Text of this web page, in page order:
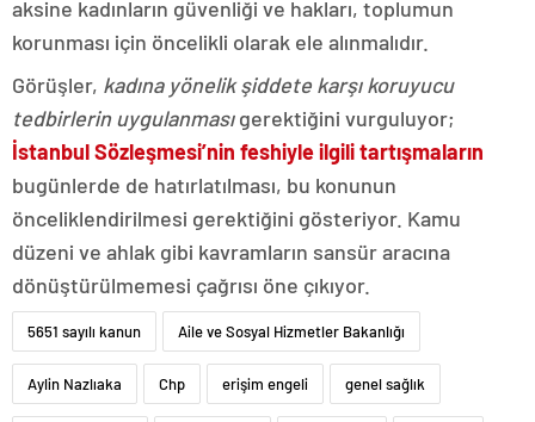
aksine kadınların güvenliği ve hakları, toplumun
korunması için öncelikli olarak ele alınmalıdır.
Görüşler, kadına yönelik şiddete karşı koruyucu
tedbirlerin uygulanmasıgerektiğini vurguluyor;
İstanbul Sözleşmesi’nin feshiyle ilgili tartışmaların
bugünlerde de hatırlatılması, bu konunun
önceliklendirilmesi gerektiğini gösteriyor. Kamu
düzeni ve ahlak gibi kavramların sansür aracına
dönüştürülmemesi çağrısı öne çıkıyor.
5651 sayılı kanun Aile ve Sosyal Hizmetler Bakanlığı
Aylin Nazlıaka Chp erişim engeli genel sağlık